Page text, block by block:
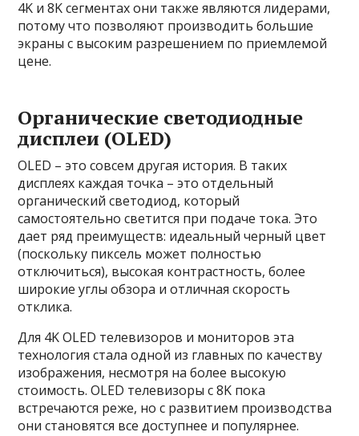
4K и 8K сегментах они также являются лидерами,
потому что позволяют производить большие
экраны с высоким разрешением по приемлемой
цене.
Органические светодиодные
дисплеи (OLED)
OLED – это совсем другая история. В таких
дисплеях каждая точка – это отдельный
органический светодиод, который
самостоятельно светится при подаче тока. Это
дает ряд преимуществ: идеальный черный цвет
(поскольку пиксель может полностью
отключиться), высокая контрастность, более
широкие углы обзора и отличная скорость
отклика.
Для 4K OLED телевизоров и мониторов эта
технология стала одной из главных по качеству
изображения, несмотря на более высокую
стоимость. OLED телевизоры с 8K пока
встречаются реже, но с развитием производства
они становятся все доступнее и популярнее.